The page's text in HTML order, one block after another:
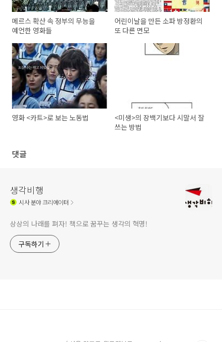
메르스 확산 속 정부의 무능을
예언한 영화들
어린이날을 만든 소파 방정환의
또 다른 면모
영화 <카트>로 보는 노동법
<미생>의 장백기보다 시말서 잘
쓰는 방법
댓글
생각비행
시사분야 크리에이터
상상의 나래를 펴자! 책으로 꿈꾸는 생각의 혁명!
구독하기